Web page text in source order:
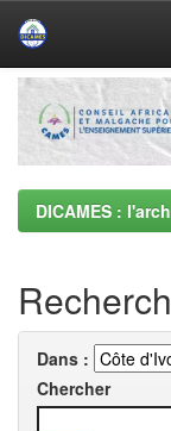
Skip
navigation
DICAMES :
Dans :
Chercher